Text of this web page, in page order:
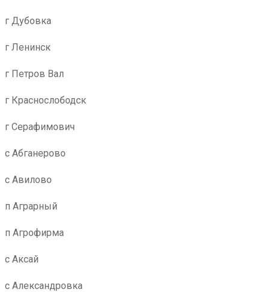
г Дубовка
г Ленинск
г Петров Вал
г Краснослободск
г Серафимович
с Абганерово
с Авилово
п Аграрный
п Агрофирма
с Аксай
с Александровка